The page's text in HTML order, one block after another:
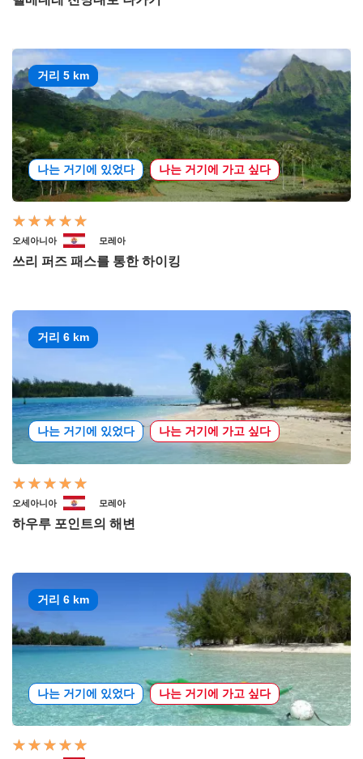
거리 5 km
나는 거기에 있었다 나는 거기에 가고 싶다
오세아니아 모레아
쓰리 퍼즈 패스를 통한 하이킹
거리 6 km
나는 거기에 있었다 나는 거기에 가고 싶다
오세아니아 모레아
하우루 포인트의 해변
거리 6 km
나는 거기에 있었다 나는 거기에 가고 싶다